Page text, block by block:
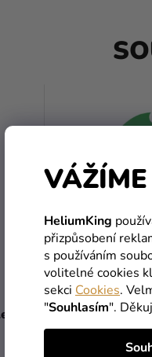
HeliumKing
přizpůsobení
s používáním
volitelné cookies
sekci Cookies.
"Souhlasím".
13
Balónek